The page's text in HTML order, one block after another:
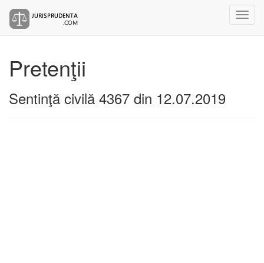
Pretenţii
Sentinţă civilă 4367 din 12.07.2019